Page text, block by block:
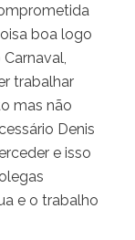
boa logo
trabalhar
mas não
Denis
e isso
e o trabalho